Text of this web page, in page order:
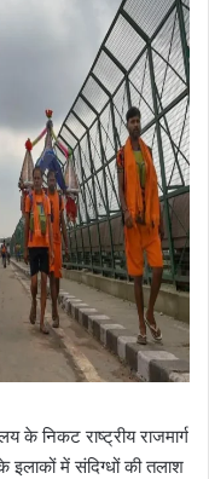
के निकट राष्ट्रीय राजमार्ग
में संदिग्धों की तलाश